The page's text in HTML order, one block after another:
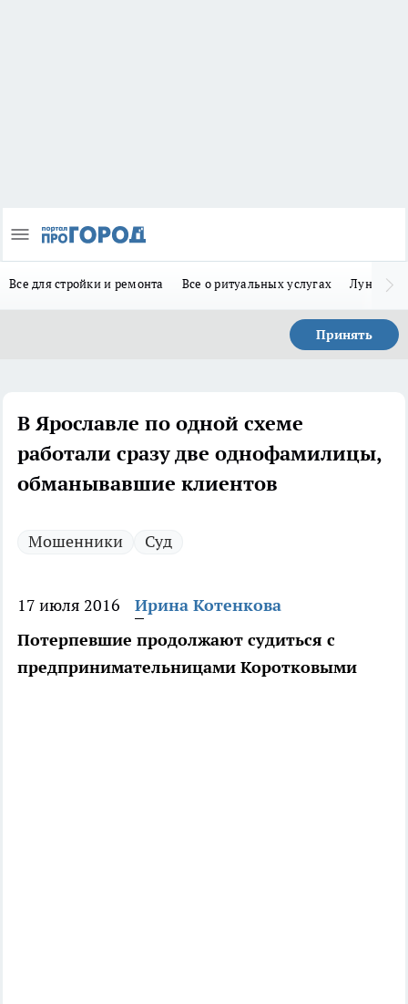
Все для стройки и ремонта Все о ритуальных услугах Лунно-
Принять
В Ярославле по одной схеме
работали сразу две однофамилицы,
обманывавшие клиентов
Мошенники Суд
17 июля 2016
Ирина Котенкова
Потерпевшие продолжают судиться с
предпринимательницами Коротковыми